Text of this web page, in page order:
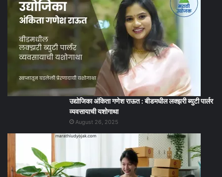
उद्योजिका अंकिता गणेश राऊत : बीडमधील लक्झरी ब्युटी पार्लर
व्यवसायाची यशोगाथा
August 26, 2025